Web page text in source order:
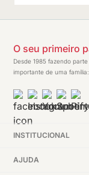
O seu primeiro
Desde 1985 fazendo
importante de uma
INSTITUCIONAL
AJUDA